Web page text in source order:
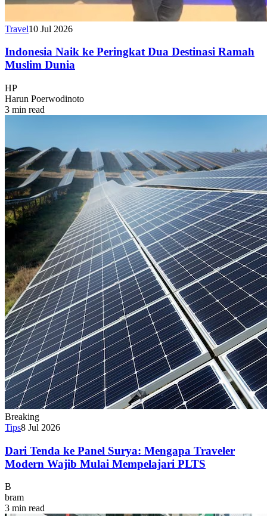
Travel10 Jul 2026
Indonesia Naik ke Peringkat Dua Destinasi Ramah
Muslim Dunia
HP
Harun Poerwodinoto
3 min read
Breaking
Tips8 Jul 2026
Dari Tenda ke Panel Surya: Mengapa Traveler
Modern Wajib Mulai Mempelajari PLTS
B
bram
3 min read